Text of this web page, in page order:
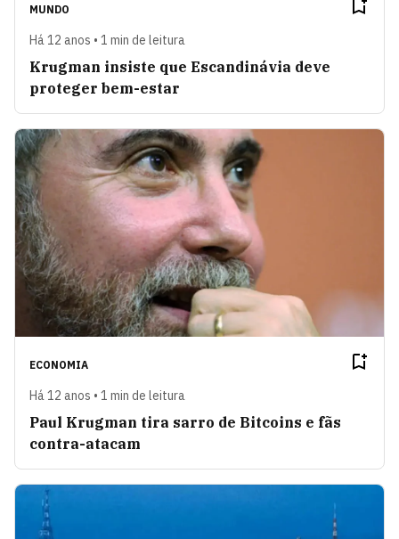
MUNDO
Há 12 anos • 1 min de leitura
Krugman insiste que Escandinávia deve
proteger bem-estar
ECONOMIA
Há 12 anos • 1 min de leitura
Paul Krugman tira sarro de Bitcoins e fãs
contra-atacam